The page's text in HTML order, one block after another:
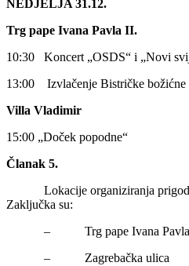
NEDJELJA 31.12.
Trg pape Ivana Pavla II.
10:30 Koncert „OSDS“ i „Novi
13:00 Izvlačenje Bistričke božićne
Villa Vladimir
15:00 „Doček popodne“
Članak 5.
Lokacije organiziranja
Zaključka su:
– Trg pape Ivana Pavla
– Zagrebačka ulica